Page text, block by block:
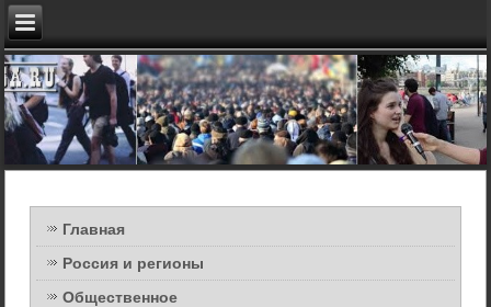
Главная
Россия и регионы
Общественное